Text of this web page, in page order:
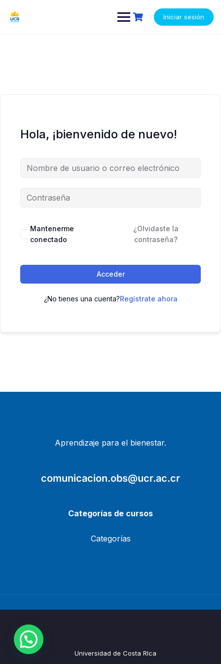
contenido
Iniciar sesión
Hola, ¡bienvenido de nuevo!
Mantenerme
conectado
¿Olvidaste la
contraseña?
Acceder
¿No tienes una cuenta?Regístrate ahora
Aprendizaje para el bienestar.
comunicacion.obs@ucr.ac.cr
Categorías de cursos
Categorías
Universidad de Costa RIca